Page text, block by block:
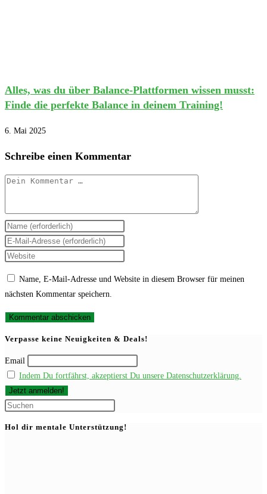
Alles, was du über Balance-Plattformen wissen musst:
Finde die perfekte Balance in deinem Training!
6. Mai 2025
Schreibe einen Kommentar
Kommentar
Gib
deinen
Namen
Benutzernamen
Kommentieren
Gib
deine
zum
Gib
ein
Name, E-Mail-Adresse und Website in diesem Browser für meinen
nächsten Kommentar speichern.
Verpasse keine Neuigkeiten & Deals!
Email
Indem Du fortfährst, akzeptierst Du unsere Datenschutzerklärung.
to
Hol dir mentale Unterstützung!